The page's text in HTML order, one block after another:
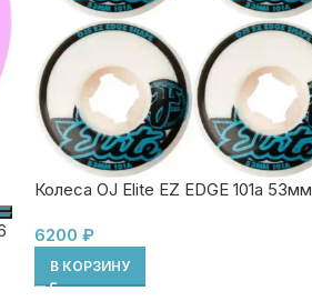
Колеса OJ Elite EZ EDGE 101a 53мм
6200 ₽
В КОРЗИНУ